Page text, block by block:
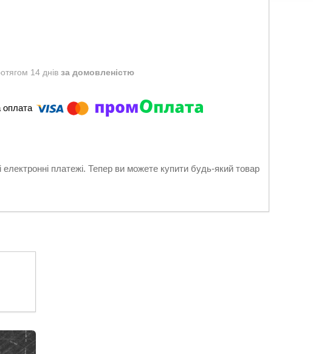
14 днів за домовленістю
електронні платежі. Тепер ви можете купити будь-який товар